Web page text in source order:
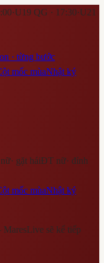
·U19 QG · 17:30·U21
· từng bước
mốc mùaNhật ký
· gặt háiĐT nữ· đỉnh
mốc mùaNhật ký
sẽ kể tiếp